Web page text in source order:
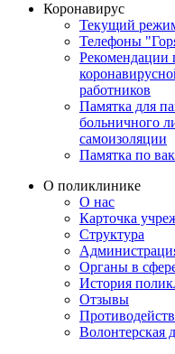
Коронавирус
Текущий
Телефоны
Рекомендации
работников
Памятка для
больничного
самоизоляции
Памятка по
О поликлинике
О нас
Карточка
Структура
Органы в
История
Отзывы
Волонтерская